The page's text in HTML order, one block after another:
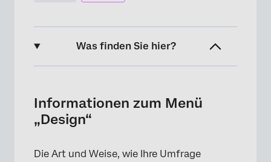
Was finden Sie hier?
Anpassen des Erscheinungsbilds eines
Projekts
verschiedenen Projekte
Informationen zum Menü
„Design“
Die Art und Weise, wie Ihre Umfrage